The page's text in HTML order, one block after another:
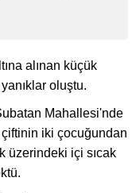
alınan küçük
oluştu.
Mahallesi'nde
iki çocuğundan
üzerindeki içi sıcak